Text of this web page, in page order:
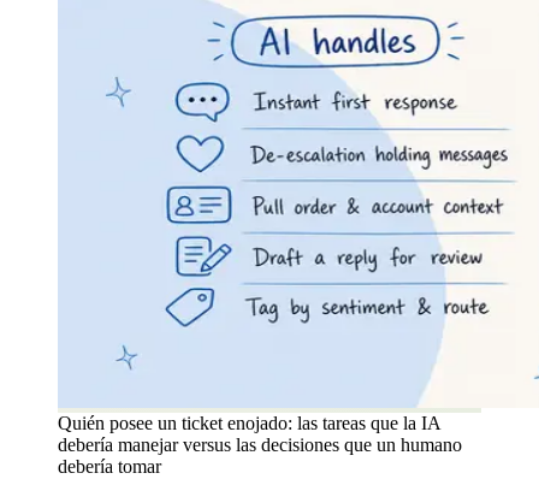
Quién posee un ticket enojado: las tareas que la IA
debería manejar versus las decisiones que un humano
debería tomar